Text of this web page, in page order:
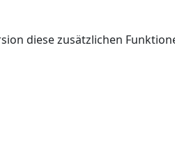
diese zusätzlichen